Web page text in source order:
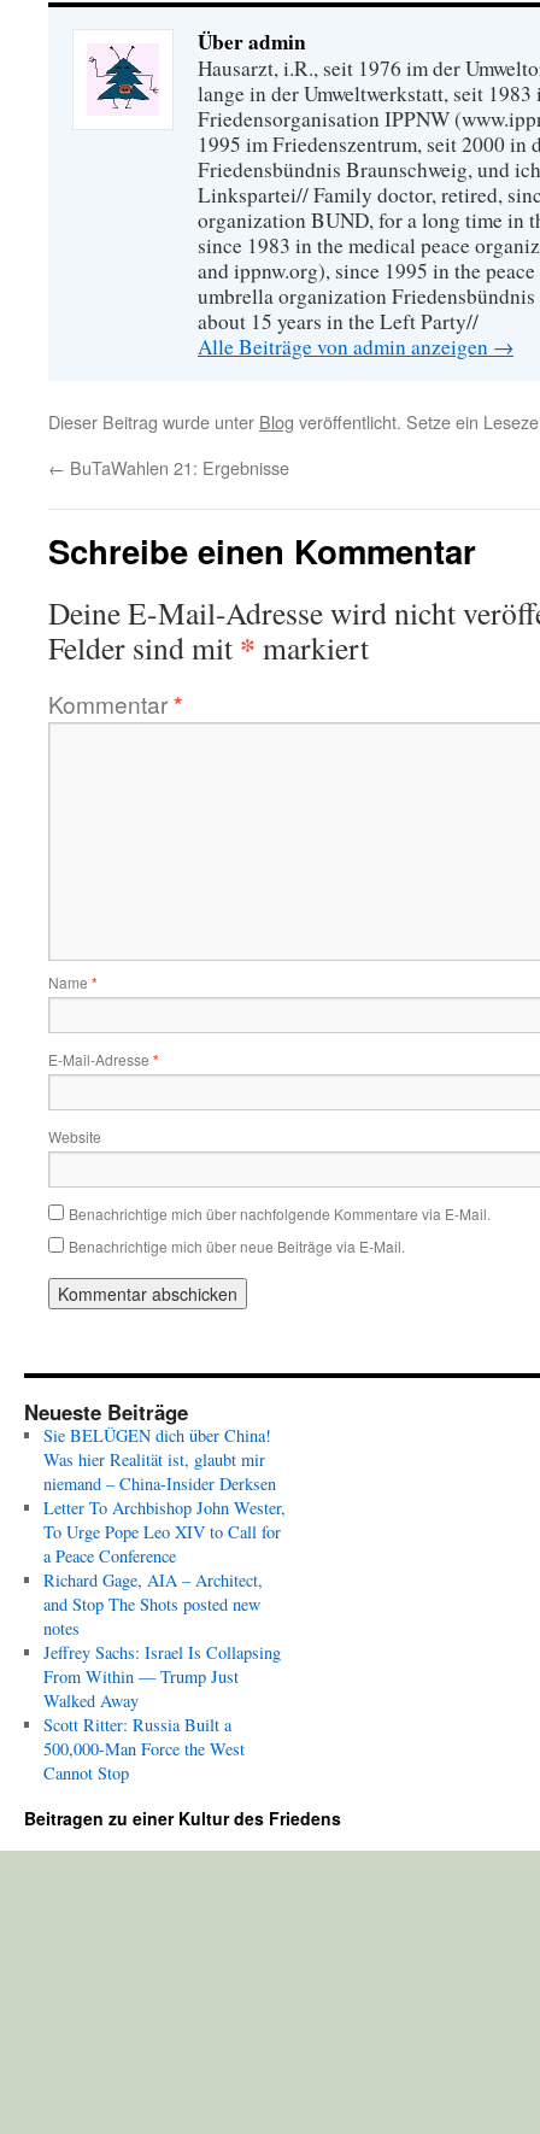
Über admin
Hausarzt, i.R., seit 1976 im der
lange in der Umweltwerkstatt, seit
Friedensorganisation IPPNW
1995 im Friedenszentrum, seit 2000 in
Friedensbündnis Braunschweig, und
Linkspartei// Family doctor, retired,
organization BUND, for a long time in
since 1983 in the medical peace
and ippnw.org), since 1995 in the
umbrella organization
about 15 years in the Left Party//
Alle Beiträge von admin anzeigen →
Dieser Beitrag wurde unter Blog veröffentlicht. Setze ein
← BuTaWahlen 21: Ergebnisse
Schreibe einen Kommentar
Deine E-Mail-Adresse wird nicht
Felder sind mit * markiert
Kommentar*
Name *
E-Mail-Adresse *
Website
Benachrichtige mich über nachfolgende Kommentare via E-Mail.
Benachrichtige mich über neue Beiträge via E-Mail.
Neueste Beiträge
Sie BELÜGEN dich über China!
Was hier Realität ist, glaubt mir
niemand – China-Insider Derksen
Letter To Archbishop John Wester,
To Urge Pope Leo XIV to Call for
a Peace Conference
Richard Gage, AIA – Architect,
and Stop The Shots posted new
notes
Jeffrey Sachs: Israel Is Collapsing
From Within — Trump Just
Walked Away
Scott Ritter: Russia Built a
500,000-Man Force the West
Cannot Stop
Beitragen zu einer Kultur des Friedens